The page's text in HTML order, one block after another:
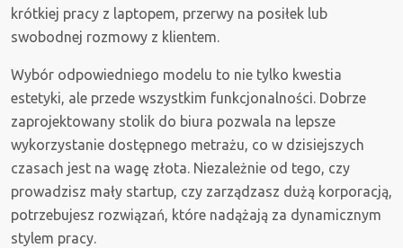
krótkiej pracy z laptopem, przerwy na posiłek lub
swobodnej rozmowy z klientem.
Wybór odpowiedniego modelu to nie tylko kwestia
estetyki, ale przede wszystkim funkcjonalności. Dobrze
zaprojektowany stolik do biura pozwala na lepsze
wykorzystanie dostępnego metrażu, co w dzisiejszych
czasach jest na wagę złota. Niezależnie od tego, czy
prowadzisz mały startup, czy zarządzasz dużą korporacją,
potrzebujesz rozwiązań, które nadążają za dynamicznym
stylem pracy.